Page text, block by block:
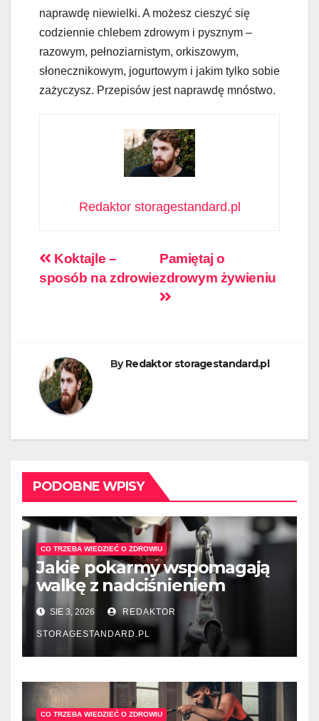
naprawdę niewielki. A możesz cieszyć się
codziennie chlebem zdrowym i pysznym –
razowym, pełnoziarnistym, orkiszowym,
słonecznikowym, jogurtowym i jakim tylko sobie
zażyczysz. Przepisów jest naprawdę mnóstwo.
Redaktor storagestandard.pl
Nawigacja
wpisu
Pamiętaj o
zdrowym żywieniu
Koktajle –
sposób na zdrowie
ByRedaktor storagestandard.pl
PODOBNE WPISY
CO TRZEBA WIEDZIEĆ O ZDROWIU
Jakie pokarmy wspomagają
walkę z nadciśnieniem
tętniczym?
SIE 3, 2026 REDAKTOR
STORAGESTANDARD.PL
CO TRZEBA WIEDZIEĆ O ZDROWIU